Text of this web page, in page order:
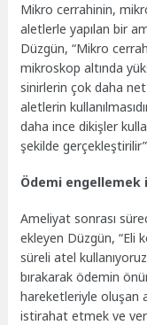
Mikro cerrahinin,
aletlerle yapılan bir
Düzgün, “Mikro
mikroskop altında
sinirlerin çok daha
aletlerin
daha ince dikişler
şekilde
Ödemi engellemek
Ameliyat sonrası
ekleyen Düzgün, “Eli
süreli atel
bırakarak ödemin
hareketleriyle oluşan
istirahat etmek ve